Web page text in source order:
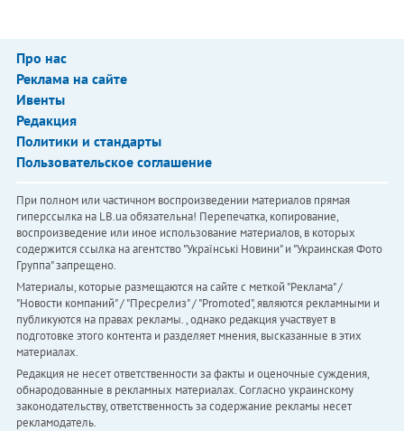
Про нас
Реклама на сайте
Ивенты
Редакция
Политики и стандарты
Пользовательское соглашение
При полном или частичном воспроизведении материалов прямая
гиперссылка на LB.ua обязательна! Перепечатка, копирование,
воспроизведение или иное использование материалов, в которых
содержится ссылка на агентство "Українськi Новини" и "Украинская Фото
Группа" запрещено.
Материалы, которые размещаются на сайте с меткой "Реклама" /
"Новости компаний" / "Пресрелиз" / "Promoted", являются рекламными и
публикуются на правах рекламы. , однако редакция участвует в
подготовке этого контента и разделяет мнения, высказанные в этих
материалах.
Редакция не несет ответственности за факты и оценочные суждения,
обнародованные в рекламных материалах. Согласно украинскому
законодательству, ответственность за содержание рекламы несет
рекламодатель.